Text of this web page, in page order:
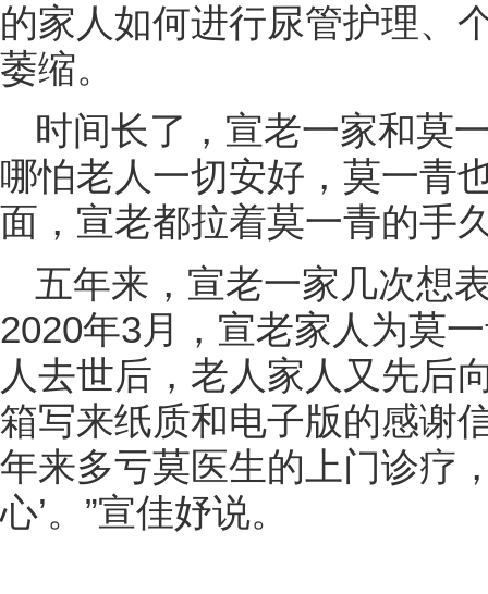
的家人如何进行尿管护理、
萎缩。
时间长了，宣老一家和莫
哪怕老人一切安好，莫一青
面，宣老都拉着莫一青的手
五年来，宣老一家几次想
2020年3月，宣老家人为莫
人去世后，老人家人又先后
箱写来纸质和电子版的感谢
年来多亏莫医生的上门诊疗
心’。”宣佳妤说。